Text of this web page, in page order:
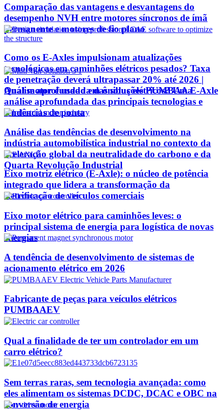
Comparação das vantagens e desvantagens do
desempenho NVH entre motores síncronos de ímã
permanente e motores de fio plano
Como os E-Axles impulsionam atualizações
tecnológicas em caminhões elétricos pesados? Taxa
de penetração deverá ultrapassar 20% até 2026 |
Análise aprofundada das soluções PUMBAA E-Axle
Qual motor é usado em ônibus elétricos? Uma
análise aprofundada das principais tecnologias e
tendências de ponta
Análise das tendências de desenvolvimento na
indústria automobilística industrial no contexto da
aceleração global da neutralidade do carbono e da
Quarta Revolução Industrial
Eixo motriz elétrico (E-Axle): o núcleo de potência
integrado que lidera a transformação da
eletrificação de veículos comerciais
Eixo motor elétrico para caminhões leves: o
principal sistema de energia para logística de novas
energias
A tendência de desenvolvimento de sistemas de
acionamento elétrico em 2026
Fabricante de peças para veículos elétricos
PUMBAAEV
Qual a finalidade de ter um controlador em um
carro elétrico?
Sem terras raras, sem tecnologia avançada: como
eles alimentam os sistemas DCDC, DCAC e OBC na
conversão de energia